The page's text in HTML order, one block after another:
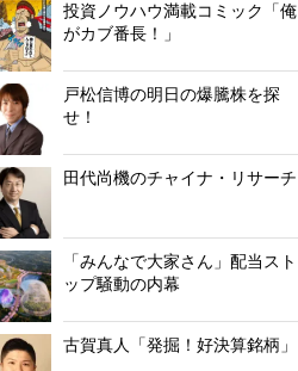
投資ノウハウ満載コミック「俺
がカブ番長！」
戸松信博の明日の爆騰株を探
せ！
田代尚機のチャイナ・リサーチ
「みんなで大家さん」配当スト
ップ騒動の内幕
古賀真人「発掘！好決算銘柄」